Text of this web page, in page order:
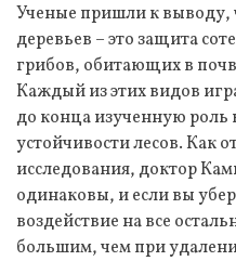
Ученые пришли к выводу,
деревьев – это защита
грибов, обитающих в
Каждый из этих видов
до конца изученную
устойчивости лесов. Как
исследования, доктор
одинаковы, и если вы
воздействие на все
большим, чем при